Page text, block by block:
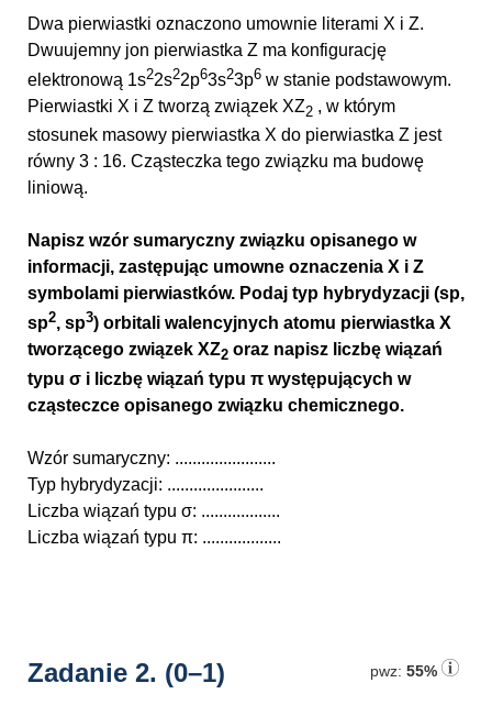
Dwa pierwiastki oznaczono umownie literami X i Z.
Dwuujemny jon pierwiastka Z ma konfigurację
elektronową 1s22s22p63s23p6 w stanie podstawowym.
Pierwiastki X i Z tworzą związek XZ2 , w którym
stosunek masowy pierwiastka X do pierwiastka Z jest
równy 3 : 16. Cząsteczka tego związku ma budowę
liniową.
Napisz wzór sumaryczny związku opisanego w
informacji, zastępując umowne oznaczenia X i Z
symbolami pierwiastków. Podaj typ hybrydyzacji (sp,
sp2, sp3) orbitali walencyjnych atomu pierwiastka X
tworzącego związek XZ2 oraz napisz liczbę wiązań
typu σ i liczbę wiązań typu π występujących w
cząsteczce opisanego związku chemicznego.
Wzór sumaryczny: .......................
Typ hybrydyzacji: ......................
Liczba wiązań typu σ: ..................
Liczba wiązań typu π: ..................
pwz: 55%
Zadanie 2. (0–1)